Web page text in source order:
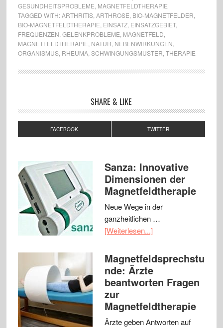
GESUNDHEITSPROBLEME MAGNETFELDTHERAPIE
TAGGED WITH:ARTHRITIS, ARTHROSE BIO-MAGNETFELDER
BIO-MAGNETFELDTHERAPIE EINSATZ, EINSATZGEBIET,
FREQUENZEN GELENKPROBLEME MAGNETFELD
MAGNETFELDTHERAPIE NATUR NEBENWIRKUNGEN
ORGANISMUS, RHEUMA, SCHWINGUNGSMUSTER THERAPIE
SHARE & LIKE
FACEBOOK TWITTER
Sanza: Innovative
Dimensionen der
Magnetfeldtherapie
Neue Wege in der
ganzheitlichen …
[Weiterlesen...]
Magnetfeldsprechstu
nde: Ärzte
beantworten Fragen
zur
Magnetfeldtherapie
Ärzte geben Antworten auf